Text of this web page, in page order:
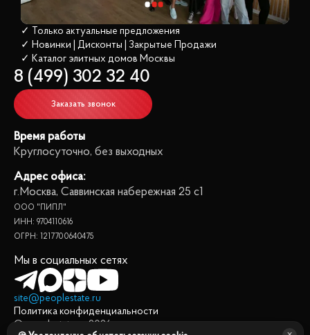
✓ Только актуальные предложения
✓ Новинки | Дисконты | Закрытые Продажи
✓ Каталог элитных домов Москвы
8 (499) 302 32 40
Заказать звонок
Время работы
Круглосуточно, без выходных
Адрес офиса:
г.Москва, Саввинская набережная 25 с1
ООО "ПИПЛ"
ИНН: 9704110616
ОГРН: 1217700640475
Мы в социальных сетях
site@peoplestate.ru
Политика конфиденциальности
© peoplestate.ru 2026